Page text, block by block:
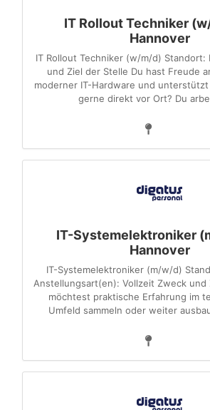
IT Rollout Techniker
Hannover
IT Rollout Techniker (w/m/d) Standort:
und Ziel der Stelle Du hast Freude
moderner IT-Hardware und
gerne direkt vor Ort? Du
IT-Systemelektroniker
Hannover
IT-Systemelektroniker (m/w/d)
Anstellungsart(en): Vollzeit Zweck und
möchtest praktische Erfahrung im
Umfeld sammeln oder weiter